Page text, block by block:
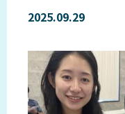
2025.09.29